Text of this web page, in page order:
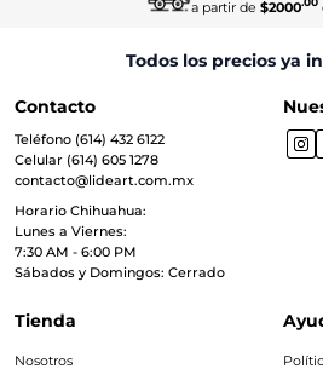
a partir de $2000
Todos los precios ya
Contacto
Teléfono (614) 432 6122
Celular (614) 605 1278
contacto@lideart.com.mx
Horario Chihuahua:
Lunes a Viernes:
7:30 AM - 6:00 PM
Sábados y Domingos: Cerrado
Tienda
Nosotros